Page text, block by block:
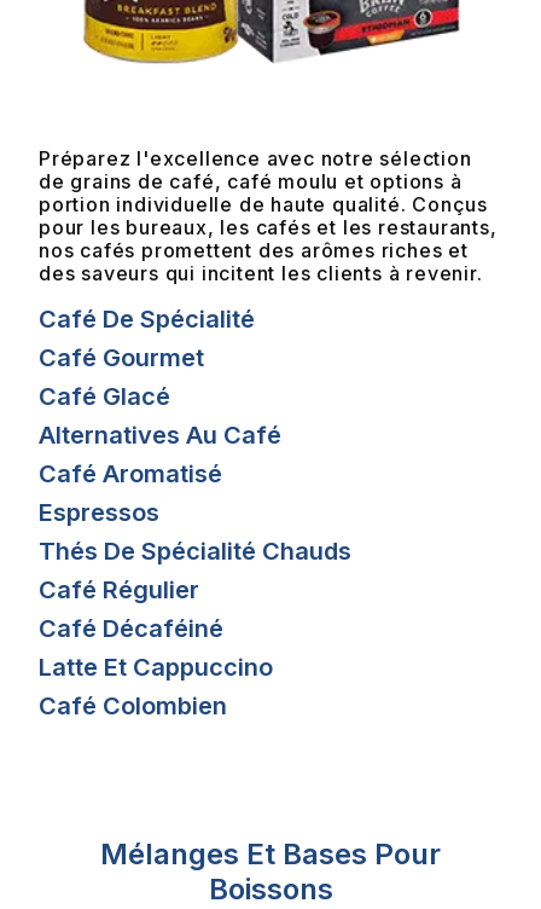
Préparez l'excellence avec notre sélection
de grains de café, café moulu et options à
portion individuelle de haute qualité. Conçus
pour les bureaux, les cafés et les restaurants,
nos cafés promettent des arômes riches et
des saveurs qui incitent les clients à revenir.
Café De Spécialité
Café Gourmet
Café Glacé
Alternatives Au Café
Café Aromatisé
Espressos
Thés De Spécialité Chauds
Café Régulier
Café Décaféiné
Latte Et Cappuccino
Café Colombien
Mélanges Et Bases Pour
Boissons